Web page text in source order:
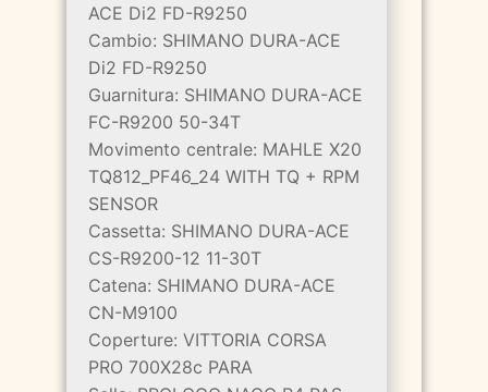
ACE Di2 FD-R9250
Cambio: SHIMANO DURA-ACE
Di2 FD-R9250
Guarnitura: SHIMANO DURA-ACE
FC-R9200 50-34T
Movimento centrale: MAHLE X20
TQ812_PF46_24 WITH TQ + RPM
SENSOR
Cassetta: SHIMANO DURA-ACE
CS-R9200-12 11-30T
Catena: SHIMANO DURA-ACE
CN-M9100
Coperture: VITTORIA CORSA
PRO 700X28c PARA